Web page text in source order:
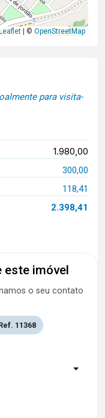
Leaflet © OpenStreetMap
para visita-
1.980,00
300,00
118,41
2.398,41
este imóvel
o seu contato
11368